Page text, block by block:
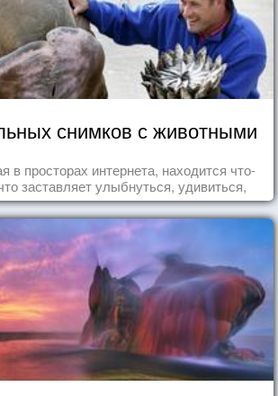
снимков с животными
в просторах интернета, находится что-
заставляет улыбнуться, удивиться,
восхититься...